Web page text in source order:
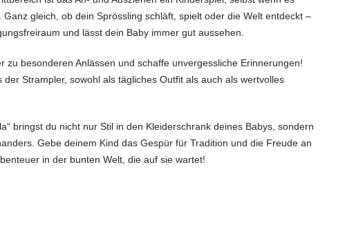
gleich, ob dein Sprössling schläft, spielt oder die Welt entdeckt –
und lässt dein Baby immer gut aussehen.
zu besonderen Anlässen und schaffe unvergessliche Erinnerungen!
Strampler, sowohl als tägliches Outfit als auch als wertvolles
bringst du nicht nur Stil in den Kleiderschrank deines Babys, sondern
Gebe deinem Kind das Gespür für Tradition und die Freude an
in der bunten Welt, die auf sie wartet!